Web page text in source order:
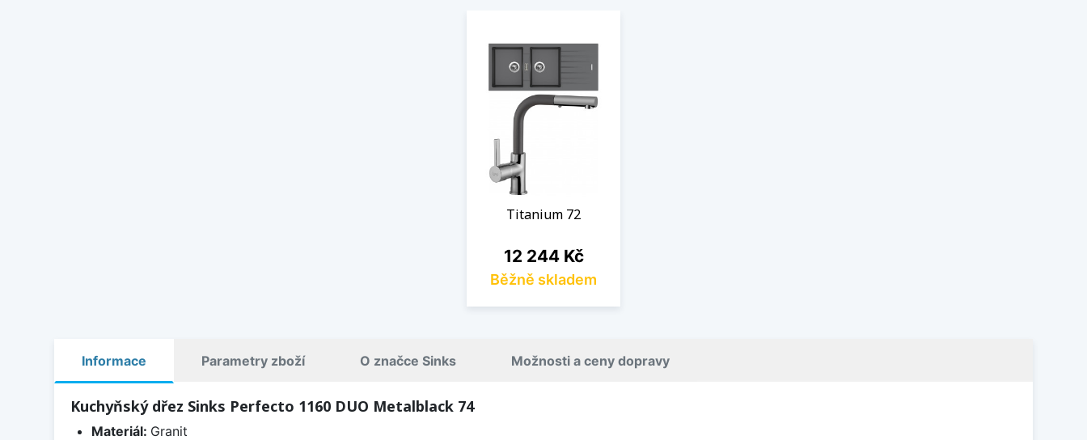
Titanium 72
Cena
12 244 Kč
Běžně skladem
Informace Parametry zboží O značce Sinks Možnosti a ceny dopravy
Kuchyňský dřez Sinks Perfecto 1160 DUO Metalblack 74
Materiál: Granit